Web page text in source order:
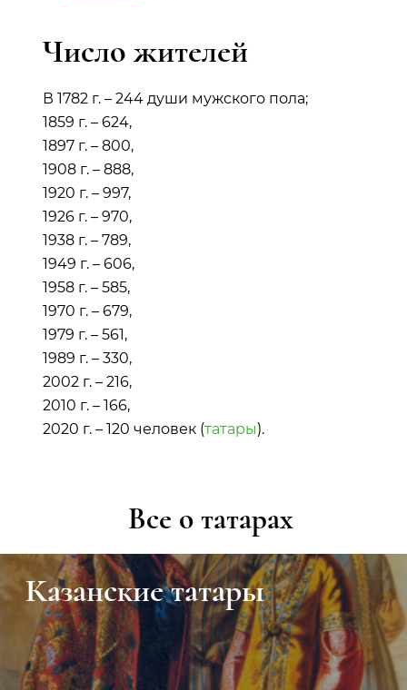
Число жителей
В 1782 г. – 244 души мужского пола;
1859 г. – 624,
1897 г. – 800,
1908 г. – 888,
1920 г. – 997,
1926 г. – 970,
1938 г. – 789,
1949 г. – 606,
1958 г. – 585,
1970 г. – 679,
1979 г. – 561,
1989 г. – 330,
2002 г. – 216,
2010 г. – 166,
2020 г. – 120 человек (татары).
Все о татарах
Казанские татары